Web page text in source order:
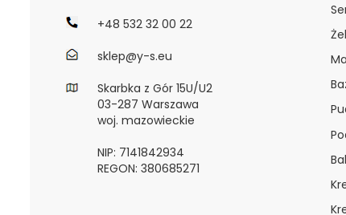
+48 532 32 00 22
sklep@y-s.eu
Skarbka z Gór 15U/U2
03-287 Warszawa
woj. mazowieckie
NIP: 7141842934
REGON: 380685271